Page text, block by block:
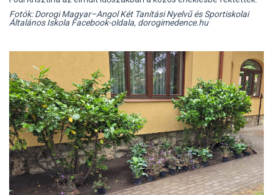
Fotók: Dorogi Magyar–Angol Két Tanítási Nyelvű és Sportiskolai
Általános Iskola Facebook-oldala, dorogimedence.hu